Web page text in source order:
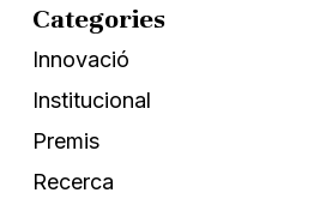
Categories
Innovació
Institucional
Premis
Recerca